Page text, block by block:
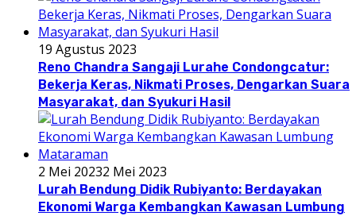
19 Agustus 2023
Reno Chandra Sangaji Lurahe Condongcatur:
Bekerja Keras, Nikmati Proses, Dengarkan Suara
Masyarakat, dan Syukuri Hasil
2 Mei 20232 Mei 2023
Lurah Bendung Didik Rubiyanto: Berdayakan
Ekonomi Warga Kembangkan Kawasan Lumbung